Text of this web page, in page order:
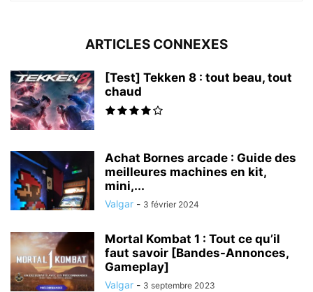
ARTICLES CONNEXES
[Test] Tekken 8 : tout beau, tout
chaud
Achat Bornes arcade : Guide des
meilleures machines en kit,
mini,...
Valgar - 3 février 2024
Mortal Kombat 1 : Tout ce qu’il
faut savoir [Bandes-Annonces,
Gameplay]
Valgar - 3 septembre 2023